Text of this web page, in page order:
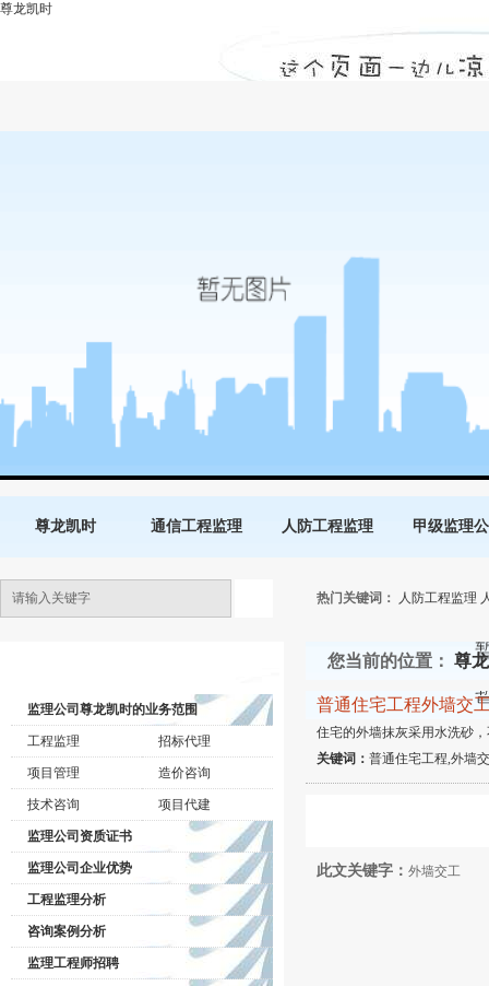
外墙交工-尊龙凯时
尊龙凯时
尊龙凯时 通信工程监理 人防工程监理 甲级监理
热门关键词： 人防工程监理
监理公司尊龙凯时的业务范围
工程监理 招标代理
项目管理 造价咨询
技术咨询 项目代建
监理公司资质证书
监理公司企业优势
工程监理分析
咨询案例分析
监理工程师招聘
您当前的位置： 尊
普通住宅工程外墙交
住宅的外墙抹灰采用水洗砂
关键词： 普通住宅工程,外墙
此文关键字： 外墙交工